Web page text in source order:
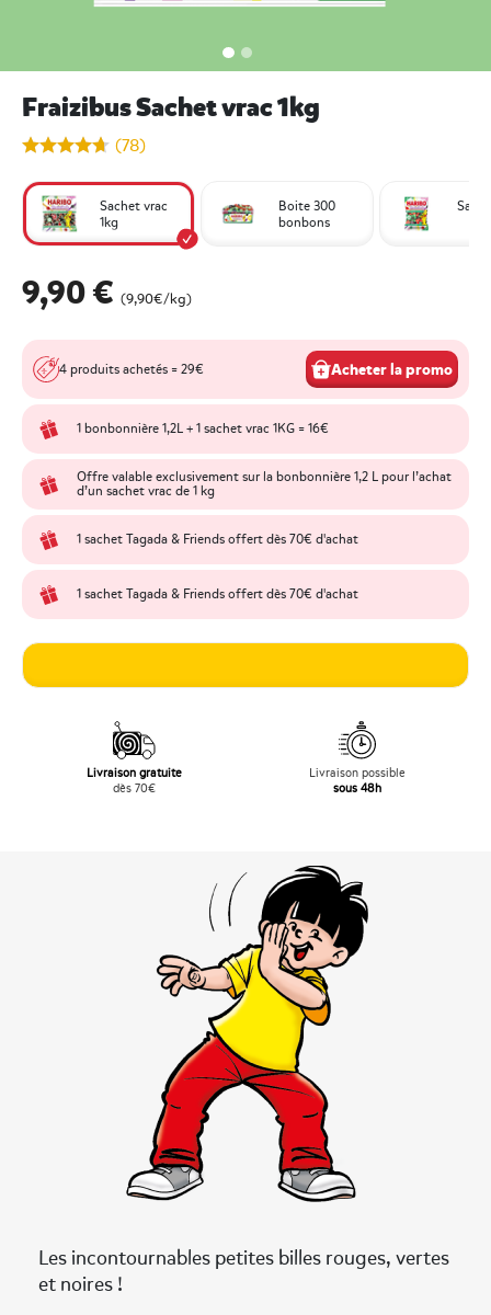
Fraizibus Sachet vrac 1kg
undefined out of 5 Customer Rating
(78)
Sachet vrac
1kg
Boite 300
bonbons
9,90 € (9,90€/kg)
4 produits achetés = 29€ Acheter la promo
1 bonbonnière 1,2L + 1 sachet vrac 1KG = 16€
Offre valable exclusivement sur la bonbonnière 1,2 L pour l’achat
d’un sachet vrac de 1 kg
1 sachet Tagada & Friends offert dès 70€ d'achat
1 sachet Tagada & Friends offert dès 70€ d'achat
Livraison gratuite
dès 70€
Livraison possible
sous 48h
Les incontournables petites billes rouges, vertes
et noires !